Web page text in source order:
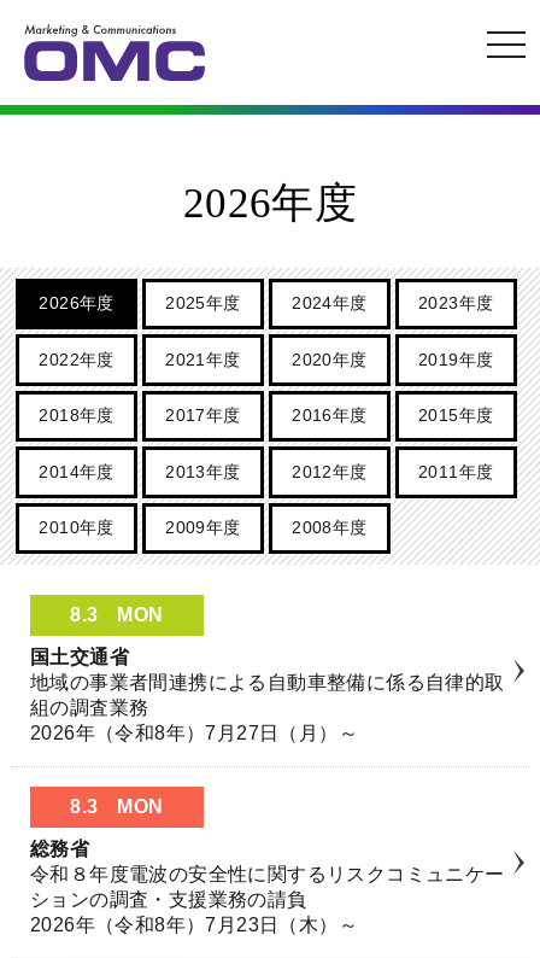
ナ
ー
2026年度
2026年度 2025年度 2024年度 2023年度
2022年度 2021年度 2020年度 2019年度
2018年度 2017年度 2016年度 2015年度
2014年度 2013年度 2012年度 2011年度
2010年度 2009年度 2008年度
8.3 MON
国土交通省
地域の事業者間連携による自動車整備に係る自律的取
組の調査業務
2026年（令和8年）7月27日（月）～
8.3 MON
総務省
令和８年度電波の安全性に関するリスクコミュニケー
ションの調査・支援業務の請負
2026年（令和8年）7月23日（木）～